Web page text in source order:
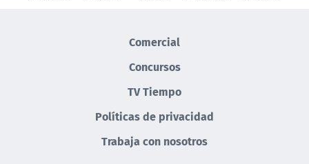
Comercial
Concursos
TV Tiempo
Políticas de privacidad
Trabaja con nosotros